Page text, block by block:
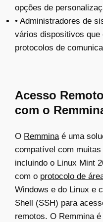
opções de
• Administradores de
vários dispositivos que
protocolos de
Acesso
com o
O Remminaé uma
compatível com
incluindo o Linux Mint
com o protocolo de
Windows e do Linux e
Shell (SSH) para
remotos. O Remmina